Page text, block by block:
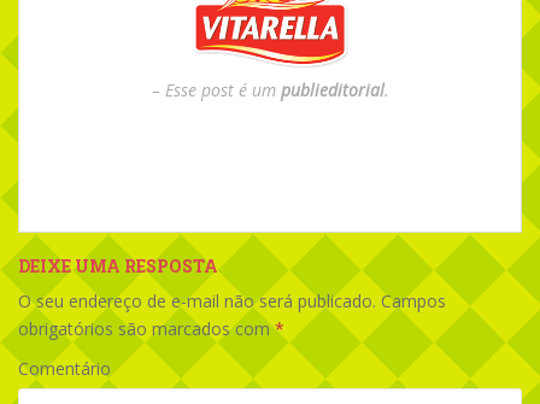
– Esse post é um publieditorial.
DEIXE UMA RESPOSTA
O seu endereço de e-mail não será publicado. Campos
obrigatórios são marcados com*
Comentário